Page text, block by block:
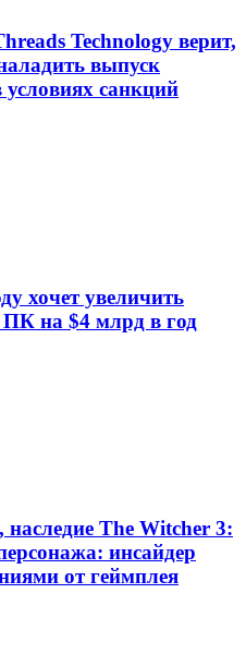
Technology верит,
выпуск
санкций
хочет увеличить
ПК на $4 млрд в год
The Witcher 3:
инсайдер
от геймплея